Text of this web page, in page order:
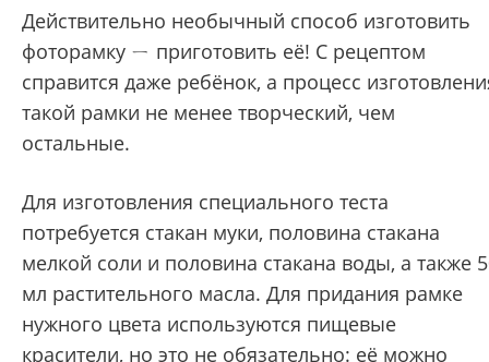
Действительно необычный способ изготовить
фоторамку ㄧ приготовить её! С рецептом
справится даже ребёнок, а процесс
такой рамки не менее творческий, чем
остальные.
Для изготовления специального теста
потребуется стакан муки, половина стакана
мелкой соли и половина стакана воды, а также
мл растительного масла. Для придания рамке
нужного цвета используются пищевые
красители, но это не обязательно: её можно